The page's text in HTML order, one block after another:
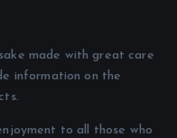
made with great care
information on the
to all those who